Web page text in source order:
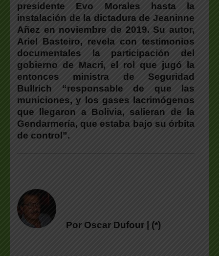
presidente Evo Morales hasta la
instalación de la dictadura de Jeaninne
Añez en noviembre de 2019. Su autor,
Ariel Basteiro, revela con testimonios
documentales la participación del
gobierno de Macri, el rol que jugó la
entonces ministra de Seguridad
Bullrich “responsable de que las
municiones, y los gases lacrimógenos
que llegaron a Bolivia, salieran de la
Gendarmería, que estaba bajo su órbita
de control”.
Por Oscar Dufour | (*)